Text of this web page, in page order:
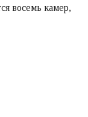
восемь камер,